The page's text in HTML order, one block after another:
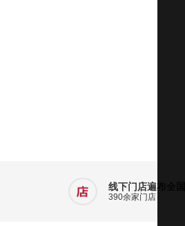
线下门店遍布全国
390余家门店